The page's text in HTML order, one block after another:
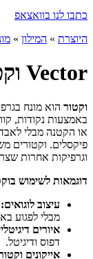
כתבו לנו בוואצאפ
היוצרת » המילון »
Vector וקטור
וקטור הוא מונח
באמצעות נקודות,
או הקטנה מבלי
פיקסלים. וקטורים
וגרפיקות אחרות
דוגמאות לשימוש
עיצוב לוגואים:
מבלי לפגוע
איורים
דפוס ודיגיטל.
אייקונים